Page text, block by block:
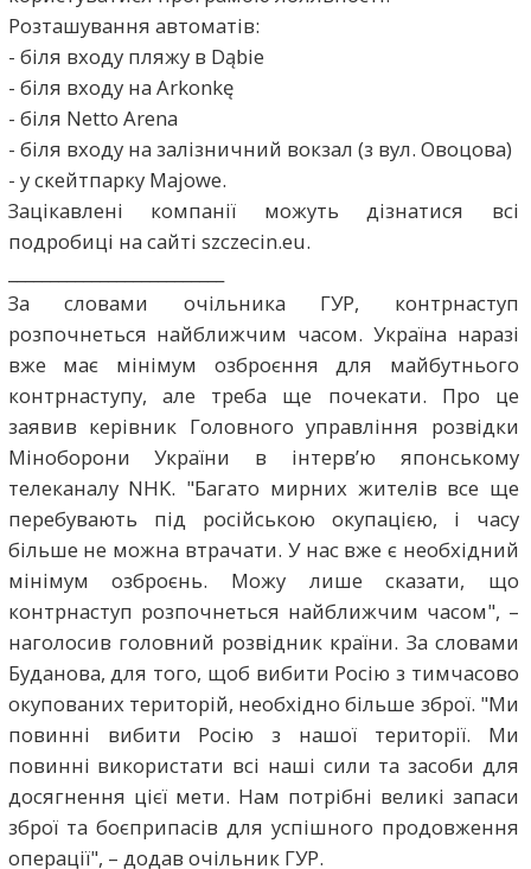
Розташування автоматів:
- біля входу пляжу в Dąbie
- біля входу на Arkonkę
- біля Netto Arena
- біля входу на залізничний вокзал (з вул. Овоцова)
- у скейтпарку Majowe.
Зацікавлені компанії можуть дізнатися всі
подробиці на сайті szczecin.eu.
За словами очільника ГУР, контрнаступ
розпочнеться найближчим часом. Україна наразі
вже має мінімум озброєння для майбутнього
контрнаступу, але треба ще почекати. Про це
заявив керівник Головного управління розвідки
Міноборони України в інтерв’ю японському
телеканалу NHK. "Багато мирних жителів все ще
перебувають під російською окупацією, і часу
більше не можна втрачати. У нас вже є необхідний
мінімум озброєнь. Можу лише сказати, що
контрнаступ розпочнеться найближчим часом", –
наголосив головний розвідник країни. За словами
Буданова, для того, щоб вибити Росію з тимчасово
окупованих територій, необхідно більше зброї. "Ми
повинні вибити Росію з нашої території. Ми
повинні використати всі наші сили та засоби для
досягнення цієї мети. Нам потрібні великі запаси
зброї та боєприпасів для успішного продовження
операції", – додав очільник ГУР.